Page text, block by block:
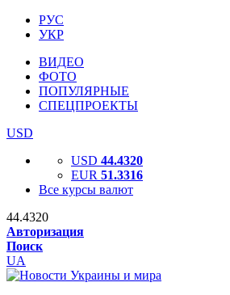
РУС
УКР
ВИДЕО
ФОТО
ПОПУЛЯРНЫЕ
СПЕЦПРОЕКТЫ
USD
USD 44.4320
EUR 51.3316
Все курсы валют
44.4320
Авторизация
Поиск
UA